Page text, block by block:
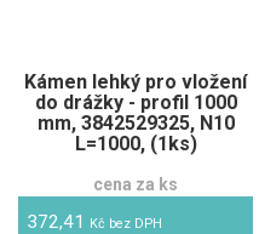
Kámen lehký pro vložení
do drážky - profil 1000
mm, 3842529325, N10
L=1000, (1ks)
cena za ks
372,41 Kč bez DPH